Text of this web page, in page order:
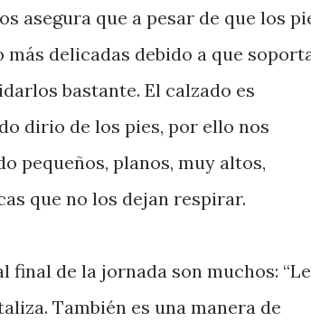
asegura que a pesar de que los
delicadas debido a que
bastante. El calzado es
dirio de los pies, por ello nos
pequeños, planos, muy altos,
que no los dejan respirar.
final de la jornada son muchos:
También es una manera de